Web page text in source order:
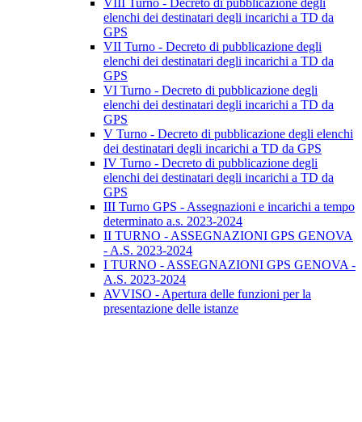
VIII Turno - Decreto di pubblicazione degli
elenchi dei destinatari degli incarichi a TD da
GPS
VII Turno - Decreto di pubblicazione degli
elenchi dei destinatari degli incarichi a TD da
GPS
VI Turno - Decreto di pubblicazione degli
elenchi dei destinatari degli incarichi a TD da
GPS
V Turno - Decreto di pubblicazione degli elenchi
dei destinatari degli incarichi a TD da GPS
IV Turno - Decreto di pubblicazione degli
elenchi dei destinatari degli incarichi a TD da
GPS
III Turno GPS - Assegnazioni e incarichi a tempo
determinato a.s. 2023-2024
II TURNO - ASSEGNAZIONI GPS GENOVA
- A.S. 2023-2024
I TURNO - ASSEGNAZIONI GPS GENOVA -
A.S. 2023-2024
AVVISO - Apertura delle funzioni per la
presentazione delle istanze